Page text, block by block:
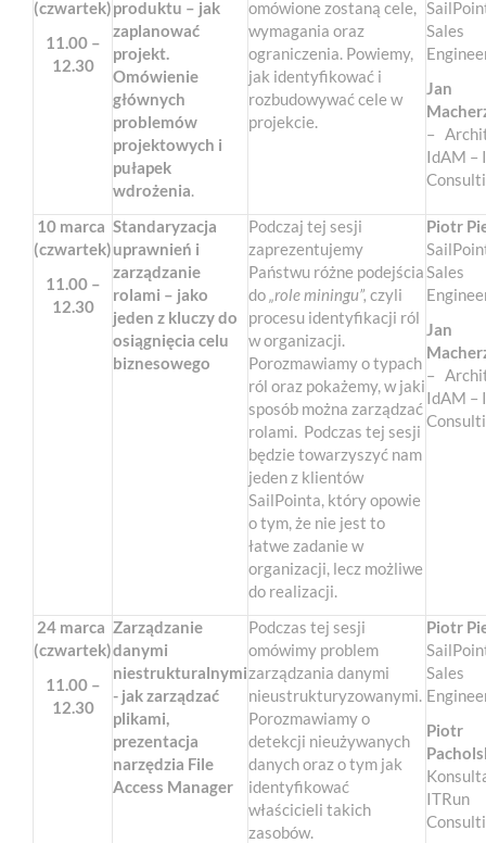
(czwartek)
11.00 –
12.30
produktu – jak
zaplanować
projekt.
Omówienie
głównych
problemów
projektowych i
pułapek
wdrożenia.
omówione zostaną cele,
wymagania oraz
ograniczenia. Powiemy,
jak identyfikować i
rozbudowywać cele w
projekcie.
Sales
Jan
–
IdAM –
10 marca
(czwartek)
11.00 –
12.30
Standaryzacja
uprawnień i
zarządzanie
rolami – jako
jeden z kluczy do
osiągnięcia celu
biznesowego
Podczaj tej sesji
zaprezentujemy
Państwu różne podejścia
do„role miningu”, czyli
procesu identyfikacji ról
w organizacji.
Porozmawiamy o typach
ról oraz pokażemy, w jaki
sposób można zarządzać
rolami. Podczas tej sesji
będzie towarzyszyć nam
jeden z klientów
SailPointa, który opowie
o tym, że nie jest to
łatwe zadanie w
organizacji, lecz możliwe
do realizacji.
Piotr
Sales
Jan
–
IdAM –
24 marca
(czwartek)
11.00 –
12.30
Zarządzanie
danymi
niestrukturalnymi
- jak zarządzać
plikami,
prezentacja
narzędzia File
Access Manager
Podczas tej sesji
omówimy problem
zarządzania danymi
nieustrukturyzowanymi.
Porozmawiamy o
detekcji nieużywanych
danych oraz o tym jak
identyfikować
właścicieli takich
zasobów.
Piotr
Sales
Piotr
ITRun